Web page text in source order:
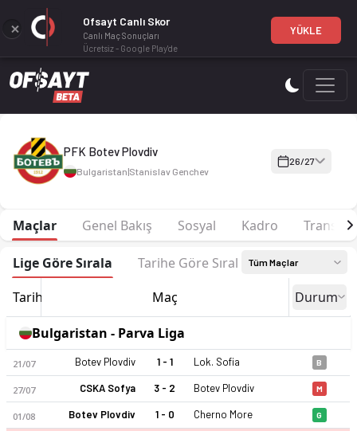
PFK Botev Plovdiv 26-27 sezonu | Parva Liga'de 6. sırada,
PFK Botev Plovdiv
Bulgaristan|Stanislav Genchev
26/27
Maçlar Genel Bakış Sosyal Kadro
Lige Göre Sırala Tarihe Göre Sırala Tüm Maçlar
Tarih Maç Durum
Bulgaristan - Parva Liga
21/07 Botev Plovdiv 1 - 1 Lok. Sofia B
27/07 CSKA Sofya 3 - 2 Botev Plovdiv M
01/08 Botev Plovdiv 1 - 0 Cherno More G
Ofsayt Canlı Skor
Canlı Maç Sonuçları
Ücretsiz - Google Play'de
YÜKLE